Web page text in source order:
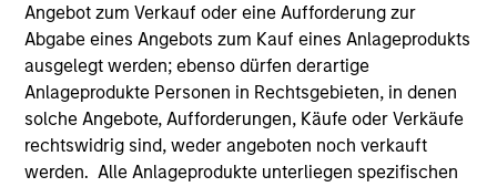
Angebot zum Verkauf oder eine Aufforderung zur
Abgabe eines Angebots zum Kauf eines Anlageprodukts
ausgelegt werden; ebenso dürfen derartige
Anlageprodukte Personen in Rechtsgebieten, in denen
solche Angebote, Aufforderungen, Käufe oder Verkäufe
rechtswidrig sind, weder angeboten noch verkauft
werden. Alle Anlageprodukte unterliegen spezifischen
Seit mehr als 30 Jahren konzentrieren wir uns auf kleine
und mittlere Anlagen. Wir nutzen das globale Netzwerk
von Morgan Stanley aus Talenten, Geschäftsbeziehungen
und operativen Ressourcen, um einen
überdurchschnittlichen Einfluss auf den Wachstumskurs
eines Unternehmen zu nehmen..